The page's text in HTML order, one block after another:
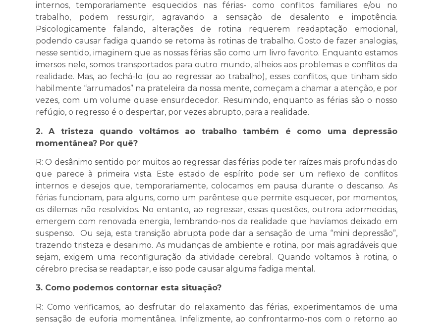
internos, temporariamente esquecidos nas férias- como conflitos familiares e/ou no
trabalho, podem ressurgir, agravando a sensação de desalento e impotência.
Psicologicamente falando, alterações de rotina requerem readaptação emocional,
podendo causar fadiga quando se retoma às rotinas de trabalho. Gosto de fazer analogias,
nesse sentido, imaginem que as nossas férias são como um livro favorito. Enquanto estamos
imersos nele, somos transportados para outro mundo, alheios aos problemas e conflitos da
realidade. Mas, ao fechá-lo (ou ao regressar ao trabalho), esses conflitos, que tinham sido
habilmente “arrumados” na prateleira da nossa mente, começam a chamar a atenção, e por
vezes, com um volume quase ensurdecedor. Resumindo, enquanto as férias são o nosso
refúgio, o regresso é o despertar, por vezes abrupto, para a realidade.
2. A tristeza quando voltámos ao trabalho também é como uma depressão
momentânea? Por quê?
R: O desânimo sentido por muitos ao regressar das férias pode ter raízes mais profundas do
que parece à primeira vista. Este estado de espírito pode ser um reflexo de conflitos
internos e desejos que, temporariamente, colocamos em pausa durante o descanso. As
férias funcionam, para alguns, como um parêntese que permite esquecer, por momentos,
os dilemas não resolvidos. No entanto, ao regressar, essas questões, outrora adormecidas,
emergem com renovada energia, lembrando-nos da realidade que havíamos deixado em
suspenso. Ou seja, esta transição abrupta pode dar a sensação de uma “mini depressão”,
trazendo tristeza e desanimo. As mudanças de ambiente e rotina, por mais agradáveis que
sejam, exigem uma reconfiguração da atividade cerebral. Quando voltamos à rotina, o
cérebro precisa se readaptar, e isso pode causar alguma fadiga mental.
3. Como podemos contornar esta situação?
​R: Como verificamos, ao desfrutar do relaxamento das férias, experimentamos de uma
sensação de euforia momentânea. Infelizmente, ao confrontarmo-nos com o retorno ao